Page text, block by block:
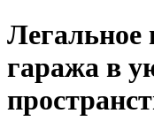
Легальное
гаража в